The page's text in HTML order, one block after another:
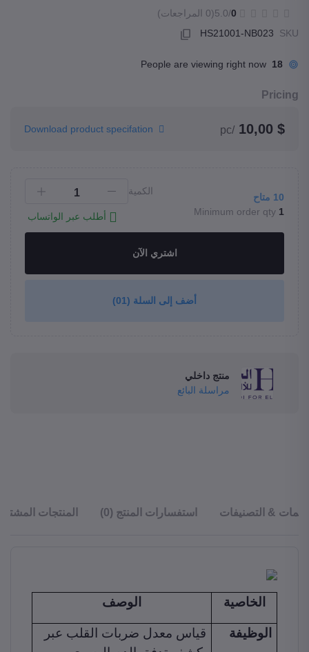
0
/5.0
(0 المراجعات)
SKU
HS21001-NB023
18
People are viewing right now
Pricing
$ 10,00
/pc
10 متاح
Minimum order qty 1
الكمية
أطلب عبر الواتساب
اشتري الآن
أضف إلى السلة (01)
منتج داخلي
مراسلة البائع
& التصنيفات استفسارات المنتج (0) المنتجات
الخاصية الوصف
الوظيفة
قياس معدل ضربات القلب عبر